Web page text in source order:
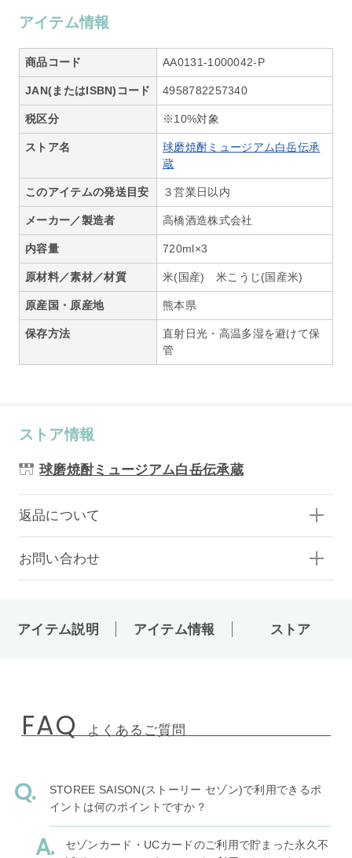
アイテム情報
商品コード AA0131-1000042-P
JAN(またはISBN)コード 4958782257340
税区分 ※10%対象
ストア名
球磨焼酎ミュージアム白岳伝承
蔵
このアイテムの発送目安 ３営業日以内
メーカー／製造者 高橋酒造株式会社
内容量 720ml×3
原材料／素材／材質 米(国産) 米こうじ(国産米)
原産国・原産地 熊本県
保存方法
直射日光・高温多湿を避けて保
管
ストア情報
球磨焼酎ミュージアム白岳伝承蔵
返品について
お問い合わせ
アイテム説明 アイテム情報 ストア
FAQ よくあるご質問
STOREE SAISON(ストーリー セゾン)で利用できるポ
イントは何のポイントですか？
セゾンカード・UCカードのご利用で貯まった永久不